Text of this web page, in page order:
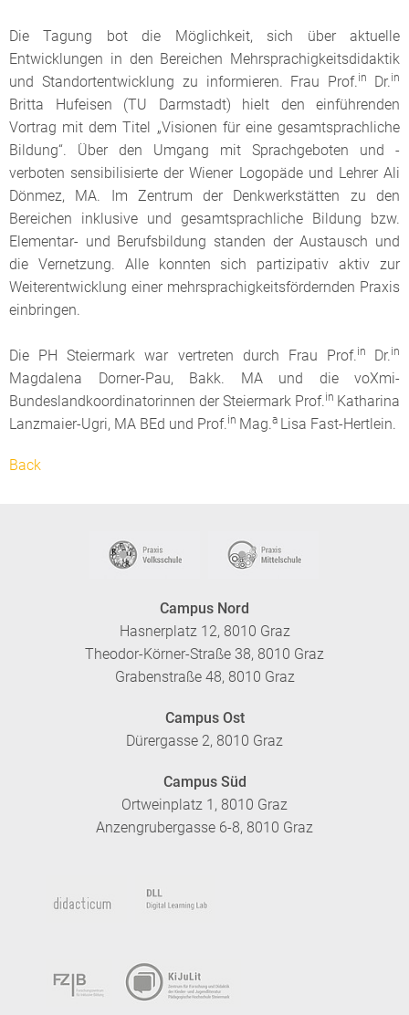
Die Tagung bot die Möglichkeit, sich über aktuelle
Entwicklungen in den Bereichen Mehrsprachigkeitsdidaktik
und Standortentwicklung zu informieren. Frau Prof. in Dr. in
Britta Hufeisen (TU Darmstadt) hielt den einführenden
Vortrag mit dem Titel „Visionen für eine gesamtsprachliche
Bildung“. Über den Umgang mit Sprachgeboten und -
verboten sensibilisierte der Wiener Logopäde und Lehrer Ali
Dönmez, MA. Im Zentrum der Denkwerkstätten zu den
Bereichen inklusive und gesamtsprachliche Bildung bzw.
Elementar- und Berufsbildung standen der Austausch und
die Vernetzung. Alle konnten sich partizipativ aktiv zur
Weiterentwicklung einer mehrsprachigkeitsfördernden Praxis
einbringen.
Die PH Steiermark war vertreten durch Frau Prof. in Dr. in
Magdalena Dorner-Pau, Bakk. MA und die voXmi-
Bundeslandkoordinatorinnen der Steiermark Prof. in Katharina
Lanzmaier-Ugri, MA BEd und Prof. in Mag.a Lisa Fast-Hertlein.
Back
Campus Nord
Hasnerplatz 12, 8010 Graz
Theodor-Körner-Straße 38, 8010 Graz
Grabenstraße 48, 8010 Graz
Campus Ost
Dürergasse 2, 8010 Graz
Campus Süd
Ortweinplatz 1, 8010 Graz
Anzengrubergasse 6-8, 8010 Graz